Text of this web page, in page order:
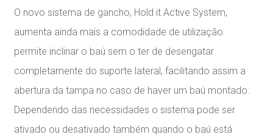
O novo sistema de gancho, Hold it Active System,
aumenta ainda mais a comodidade de utilização:
permite inclinar o baú sem o ter de desengatar
completamente do suporte lateral, facilitando assim a
abertura da tampa no caso de haver um baú montado.
Dependendo das necessidades o sistema pode ser
ativado ou desativado também quando o baú está